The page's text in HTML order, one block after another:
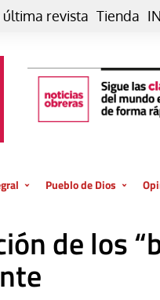
última revista Tienda
Pueblo de Dios
La oración de cada día
de los